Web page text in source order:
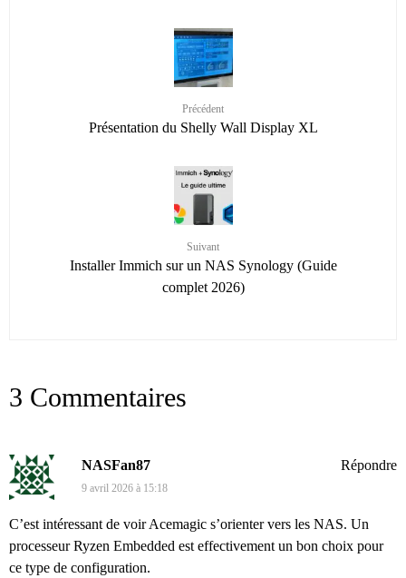
Précédent
Présentation du Shelly Wall Display XL
Suivant
Installer Immich sur un NAS Synology (Guide
complet 2026)
3 Commentaires
NASFan87
9 avril 2026 à 15:18
C’est intéressant de voir Acemagic s’orienter vers les NAS. Un
processeur Ryzen Embedded est effectivement un bon choix pour
ce type de configuration.
Répondre